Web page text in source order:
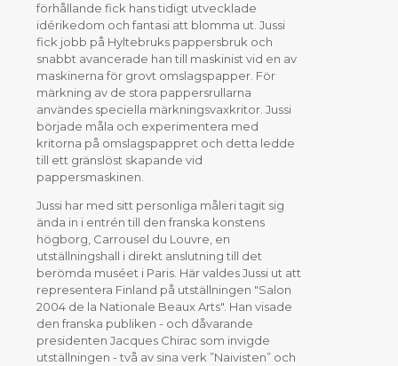
förhållande fick hans tidigt utvecklade
idérikedom och fantasi att blomma ut. Jussi
fick jobb på Hyltebruks pappersbruk och
snabbt avancerade han till maskinist vid en av
maskinerna för grovt omslagspapper. För
märkning av de stora pappersrullarna
användes speciella märkningsvaxkritor. Jussi
började måla och experimentera med
kritorna på omslagspappret och detta ledde
till ett gränslöst skapande vid
pappersmaskinen.
Jussi har med sitt personliga måleri tagit sig
ända in i entrén till den franska konstens
högborg, Carrousel du Louvre, en
utställningshall i direkt anslutning till det
berömda muséet i Paris. Här valdes Jussi ut att
representera Finland på utställningen "Salon
2004 de la Nationale Beaux Arts". Han visade
den franska publiken - och dåvarande
presidenten Jacques Chirac som invigde
utställningen - två av sina verk ”Naivisten” och